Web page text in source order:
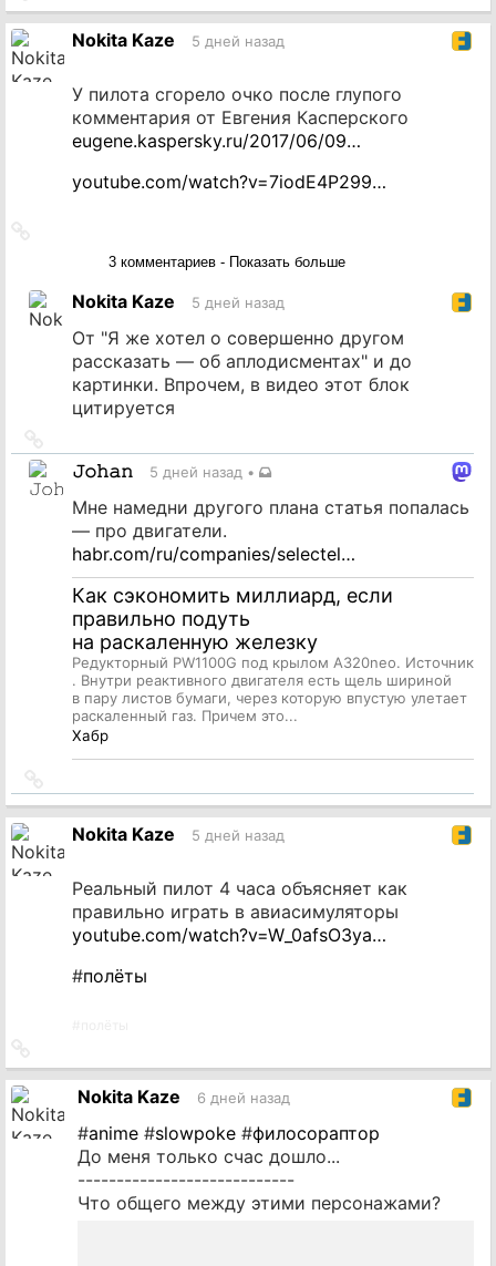
на
источникNokita Kaze 5 дней назад
У пилота сгорело очко после глупого
комментария от Евгения Касперского
eugene.kaspersky.ru/2017/06/09…
youtube.com/watch?v=7iodE4P299…
3 комментариев - Показать больше
Nokita Kaze 5 дней назад
От "Я же хотел о совершенно другом
рассказать — об аплодисментах" и до
картинки. Впрочем, в видео этот блок
цитируется
на
источник
𝙹𝚘𝚑𝚊𝚗 5 дней назад •
Мне намедни другого плана статья попалась
— про двигатели.
habr.com/ru/companies/selectel…
Как сэкономить миллиард, если
правильно подуть
на раскаленную железку
Редукторный PW1100G под крылом A320neo. Источник
. Внутри реактивного двигателя есть щель шириной
в пару листов бумаги, через которую впустую улетает
раскаленный газ. Причем это...
Хабр
на
источник
Nokita Kaze 5 дней назад
Реальный пилот 4 часа объясняет как
правильно играть в авиасимуляторы
youtube.com/watch?v=W_0afsO3ya…
#полёты
на
источникNokita Kaze 6 дней назад
#anime #slowpoke #филосораптор
До меня только счас дошло...
----------------------------
Что общего между этими персонажами?